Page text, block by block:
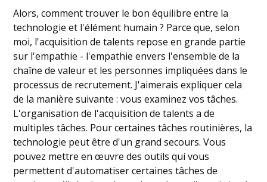
Alors, comment trouver le bon équilibre entre la
technologie et l'élément humain ? Parce que, selon
moi, l'acquisition de talents repose en grande partie
sur l'empathie - l'empathie envers l'ensemble de la
chaîne de valeur et les personnes impliquées dans le
processus de recrutement. J'aimerais expliquer cela
de la manière suivante : vous examinez vos tâches.
L'organisation de l'acquisition de talents a de
multiples tâches. Pour certaines tâches routinières, la
technologie peut être d'un grand secours. Vous
pouvez mettre en œuvre des outils qui vous
permettent d'automatiser certaines tâches de